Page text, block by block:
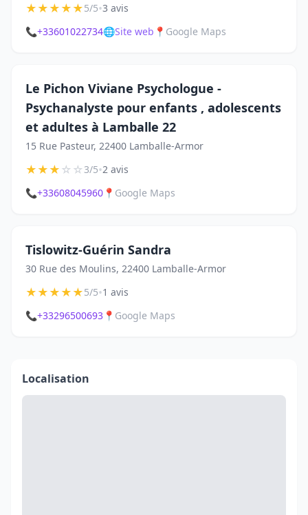
★★★★★5/5•3 avis
📞+33601022734🌐Site web 📍 Google Maps
Le Pichon Viviane Psychologue -
Psychanalyste pour enfants , adolescents
et adultes à Lamballe 22
15 Rue Pasteur, 22400 Lamballe-Armor
★★★☆☆3/5•2 avis
📞+33608045960 📍 Google Maps
Tislowitz-Guérin Sandra
30 Rue des Moulins, 22400 Lamballe-Armor
★★★★★5/5•1 avis
📞+33296500693 📍 Google Maps
Localisation